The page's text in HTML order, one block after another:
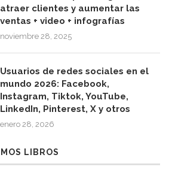
atraer clientes y aumentar las
ventas + video + infografías
noviembre 28, 2025
Usuarios de redes sociales en el
mundo 2026: Facebook,
Instagram, Tiktok, YouTube,
LinkedIn, Pinterest, X y otros
enero 28, 2026
LIBROS